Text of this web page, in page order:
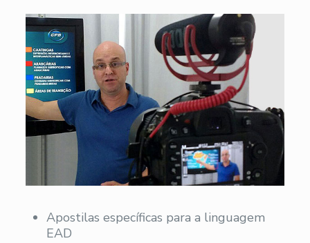
Apostilas específicas para a linguagem
EAD